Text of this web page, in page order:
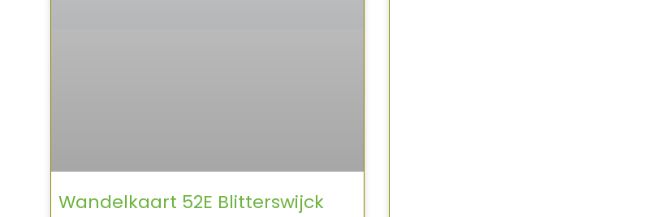
Wandelkaart 52E Blitterswijck